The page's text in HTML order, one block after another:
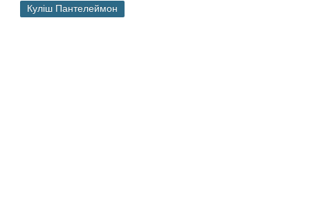
Українські письменники
Куліш Пантелеймон